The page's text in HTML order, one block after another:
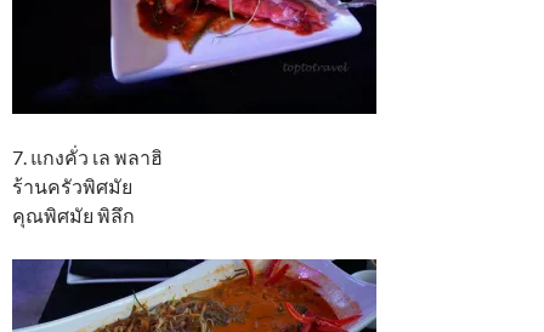
7. แกงคั่ว เล พลาฮิ
ร้านครัวพิศมัย
คุณพิศมัย พิลึก